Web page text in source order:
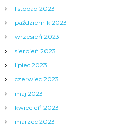
listopad 2023
październik 2023
wrzesień 2023
sierpień 2023
lipiec 2023
czerwiec 2023
maj 2023
kwiecień 2023
marzec 2023